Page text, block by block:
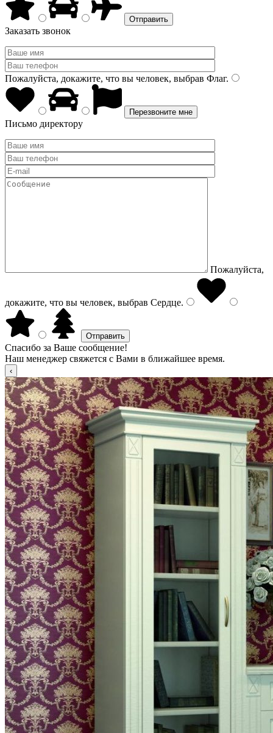
Заказать звонок
Пожалуйста, докажите, что вы человек, выбрав Флаг.
Письмо директору
Пожалуйста,
докажите, что вы человек, выбрав Сердце.
Спасибо за Ваше сообщение!
Наш менеджер свяжется с Вами в ближайшее время.